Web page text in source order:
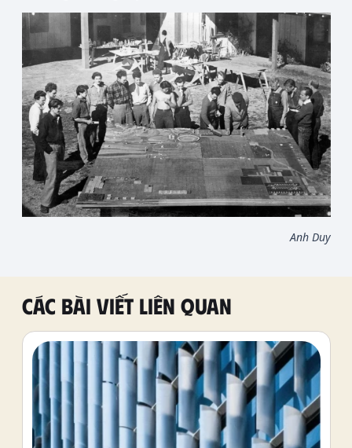
Anh Duy
Các bài viết liên quan